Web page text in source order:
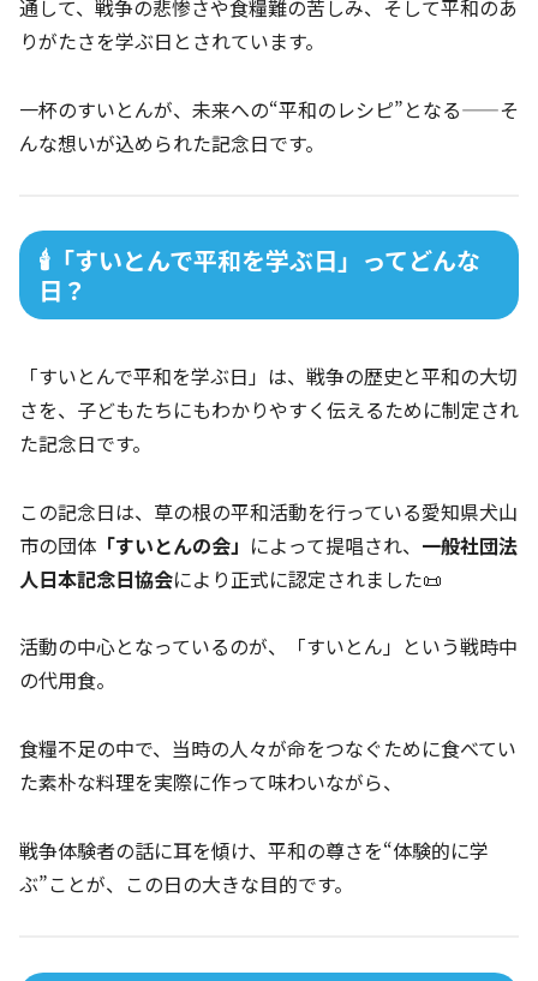
通して、戦争の悲惨さや食糧難の苦しみ、そして平和のあ
りがたさを学ぶ日とされています。
一杯のすいとんが、未来への“平和のレシピ”となる——そ
んな想いが込められた記念日です。
🕯️「すいとんで平和を学ぶ日」ってどんな
日？
「すいとんで平和を学ぶ日」は、戦争の歴史と平和の大切
さを、子どもたちにもわかりやすく伝えるために制定され
た記念日です。
この記念日は、草の根の平和活動を行っている愛知県犬山
市の団体 「すいとんの会」 によって提唱され、 一般社団法
人日本記念日協会により正式に認定されました📜
活動の中心となっているのが、「すいとん」という戦時中
の代用食。
食糧不足の中で、当時の人々が命をつなぐために食べてい
た素朴な料理を実際に作って味わいながら、
戦争体験者の話に耳を傾け、平和の尊さを“体験的に学
ぶ”ことが、この日の大きな目的です。